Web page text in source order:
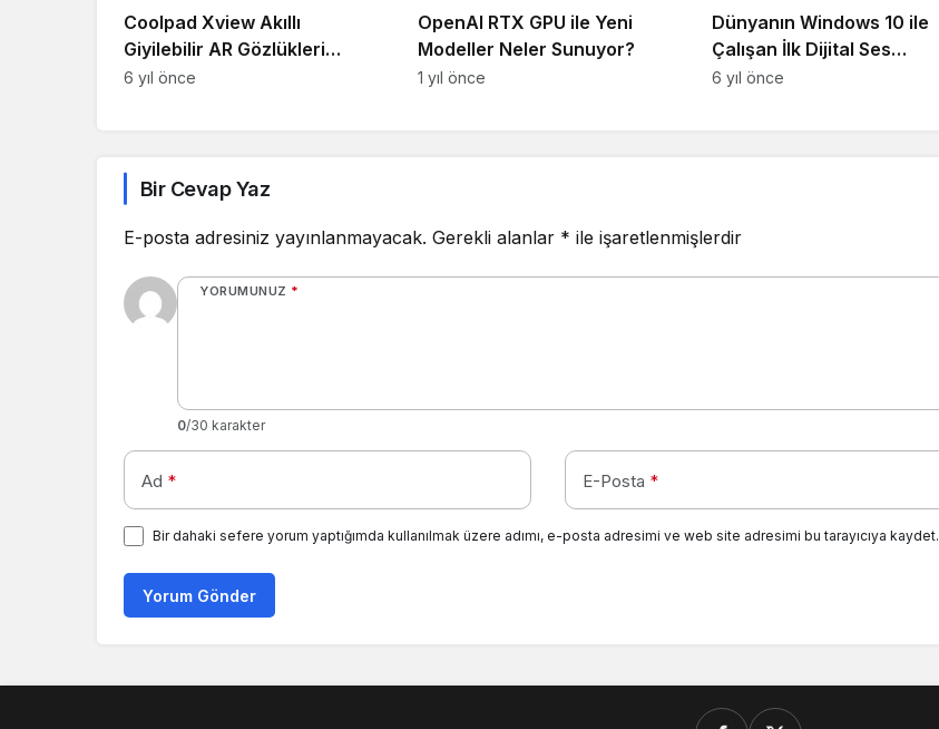
Coolpad Xview Akıllı
Giyilebilir AR Gözlükleri
Çin’de 2.987,17 Türk Lirası
6 yıl önce
OpenAI RTX GPU ile Yeni
Modeller Neler Sunuyor?
1 yıl önce
Dünyanın Windows 10 ile
Çalışan İlk Dijital Ses
Oynatıcısı YinLvMei W1
6 yıl önce
Bir Cevap Yaz
E-posta adresiniz yayınlanmayacak. Gerekli alanlar * ile işaretlenmişlerdir
YORUMUNUZ *
0/30 karakter
Ad * E-Posta *
Bir dahaki sefere yorum yaptığımda kullanılmak üzere adımı, e-posta adresimi ve web site adresimi bu tarayıcıya kaydet.
Yorum Gönder